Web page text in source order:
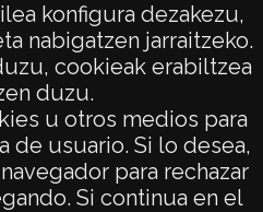
konfigura dezakezu,
nabigatzen jarraitzeko.
cookieak erabiltzea
duzu.
u otros medios para
de usuario. Si lo desea,
para rechazar
Si continua en el
imágenes